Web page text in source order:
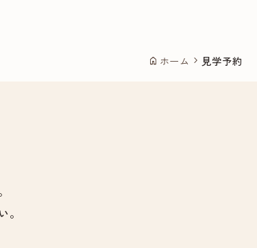
home ホーム chevron_right 見学予約